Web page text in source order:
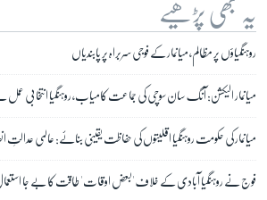
یہ بھی پڑھیے
روہنگیاؤں پر مظالم، میانمار کے فوجی سربراہ پر پابندیاں
میانمار الیکشن: آنگ سان سوچی کی جماعت کامیاب، روہنگیا انتخابی عمل
میانمار کی حکومت روہنگیا اقلیتوں کی حفاظت یقینی بنائے: عالمی
فوج نے روہنگیا آبادی کے خلاف 'بعض اوقات' طاقت کا بے جا